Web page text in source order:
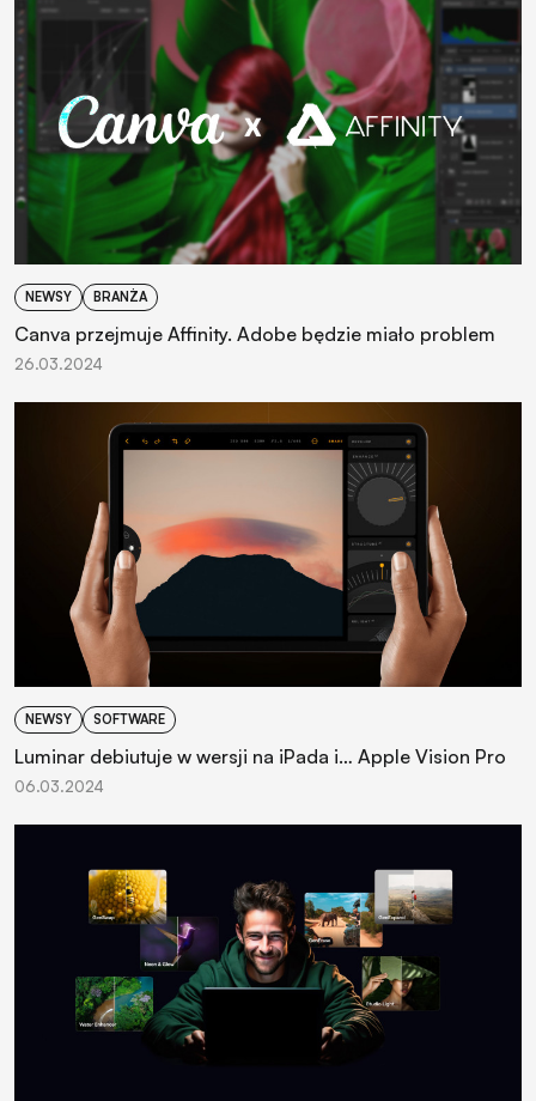
NEWSY BRANŻA
Canva przejmuje Affinity. Adobe będzie miało problem
26.03.2024
NEWSY SOFTWARE
Luminar debiutuje w wersji na iPada i… Apple Vision Pro
06.03.2024